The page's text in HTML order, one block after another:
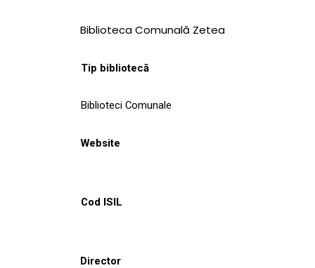
CULTURALE
NOUTĂȚI
Biblioteca Comunală Zetea
Tip bibliotecă
Biblioteci Comunale
Website
Cod ISIL
Director